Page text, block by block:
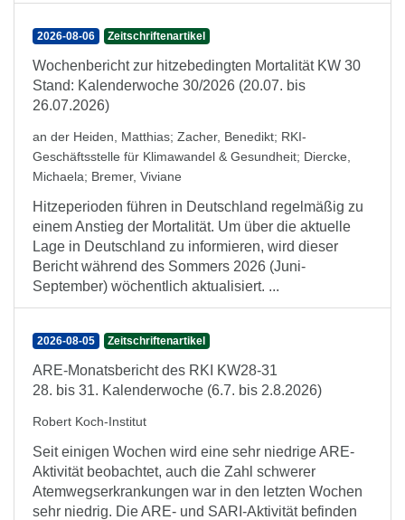
2026-08-06 Zeitschriftenartikel
Wochenbericht zur hitzebedingten Mortalität KW 30
Stand: Kalenderwoche 30/2026 (20.07. bis
26.07.2026)
an der Heiden, Matthias; Zacher, Benedikt; RKI-
Geschäftsstelle für Klimawandel & Gesundheit; Diercke,
Michaela; Bremer, Viviane
Hitzeperioden führen in Deutschland regelmäßig zu
einem Anstieg der Mortalität. Um über die aktuelle
Lage in Deutschland zu informieren, wird dieser
Bericht während des Sommers 2026 (Juni-
September) wöchentlich aktualisiert. ...
2026-08-05 Zeitschriftenartikel
ARE-Monatsbericht des RKI KW28-31
28. bis 31. Kalenderwoche (6.7. bis 2.8.2026)
Robert Koch-Institut
Seit einigen Wochen wird eine sehr niedrige ARE-
Aktivität beobachtet, auch die Zahl schwerer
Atemwegserkrankungen war in den letzten Wochen
sehr niedrig. Die ARE- und SARI-Aktivität befinden